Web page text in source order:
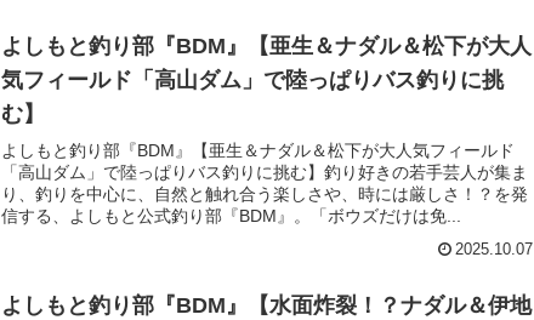
よしもと釣り部『BDM』【亜生＆ナダル＆松下が大人
気フィールド「高山ダム」で陸っぱりバス釣りに挑
む】
よしもと釣り部『BDM』【亜生＆ナダル＆松下が大人気フィールド
「高山ダム」で陸っぱりバス釣りに挑む】釣り好きの若手芸人が集ま
り、釣りを中心に、自然と触れ合う楽しさや、時には厳しさ！？を発
信する、よしもと公式釣り部『BDM』。「ボウズだけは免...
2025.10.07
よしもと釣り部『BDM』【水面炸裂！？ナダル＆伊地